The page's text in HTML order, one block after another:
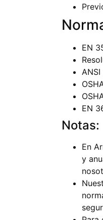
EN
EN
Notas:
En
y